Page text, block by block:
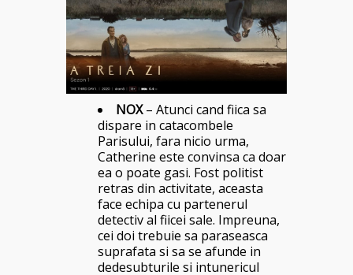
NOX– Atunci cand fiica sa
dispare in catacombele
Parisului, fara nicio urma,
Catherine este convinsa ca doar
ea o poate gasi. Fost politist
retras din activitate, aceasta
face echipa cu partenerul
detectiv al fiicei sale. Impreuna,
cei doi trebuie sa paraseasca
suprafata si sa se afunde in
dedesubturile si intunericul